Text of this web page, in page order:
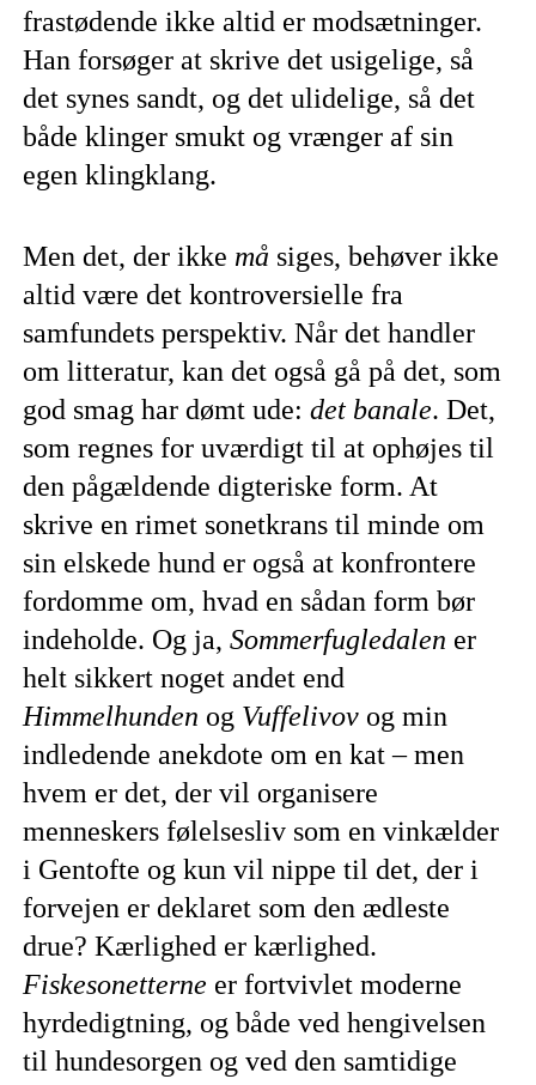
frastødende ikke altid er modsætninger.
Han forsøger at skrive det usigelige, så
det synes sandt, og det ulidelige, så det
både klinger smukt og vrænger af sin
egen klingklang.
Men det, der ikke må siges, behøver ikke
altid være det kontroversielle fra
samfundets perspektiv. Når det handler
om litteratur, kan det også gå på det, som
god smag har dømt ude:det banale. Det,
som regnes for uværdigt til at ophøjes til
den pågældende digteriske form. At
skrive en rimet sonetkrans til minde om
sin elskede hund er også at konfrontere
fordomme om, hvad en sådan form bør
indeholde. Og ja,Sommerfugledalen er
helt sikkert noget andet end
Himmelhunden og Vuffelivov og min
indledende anekdote om en kat – men
hvem er det, der vil organisere
menneskers følelsesliv som en vinkælder
i Gentofte og kun vil nippe til det, der i
forvejen er deklaret som den ædleste
drue? Kærlighed er kærlighed.
Fiskesonetterne er fortvivlet moderne
hyrdedigtning, og både ved hengivelsen
til hundesorgen og ved den samtidige